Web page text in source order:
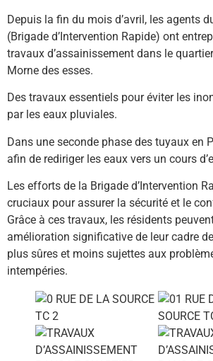
Depuis la fin du mois d’avril, les agents
(Brigade d’Intervention Rapide) ont
travaux d’assainissement dans le
Morne des esses.
Des travaux essentiels pour éviter les
par les eaux pluviales.
Dans une seconde phase des tuyaux en
afin de rediriger les eaux vers un cours
Les efforts de la Brigade d’Intervention
cruciaux pour assurer la sécurité et le
Grâce à ces travaux, les résidents
amélioration significative de leur cadre
plus sûres et moins sujettes aux
intempéries.